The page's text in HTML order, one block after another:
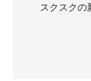
スクスクの